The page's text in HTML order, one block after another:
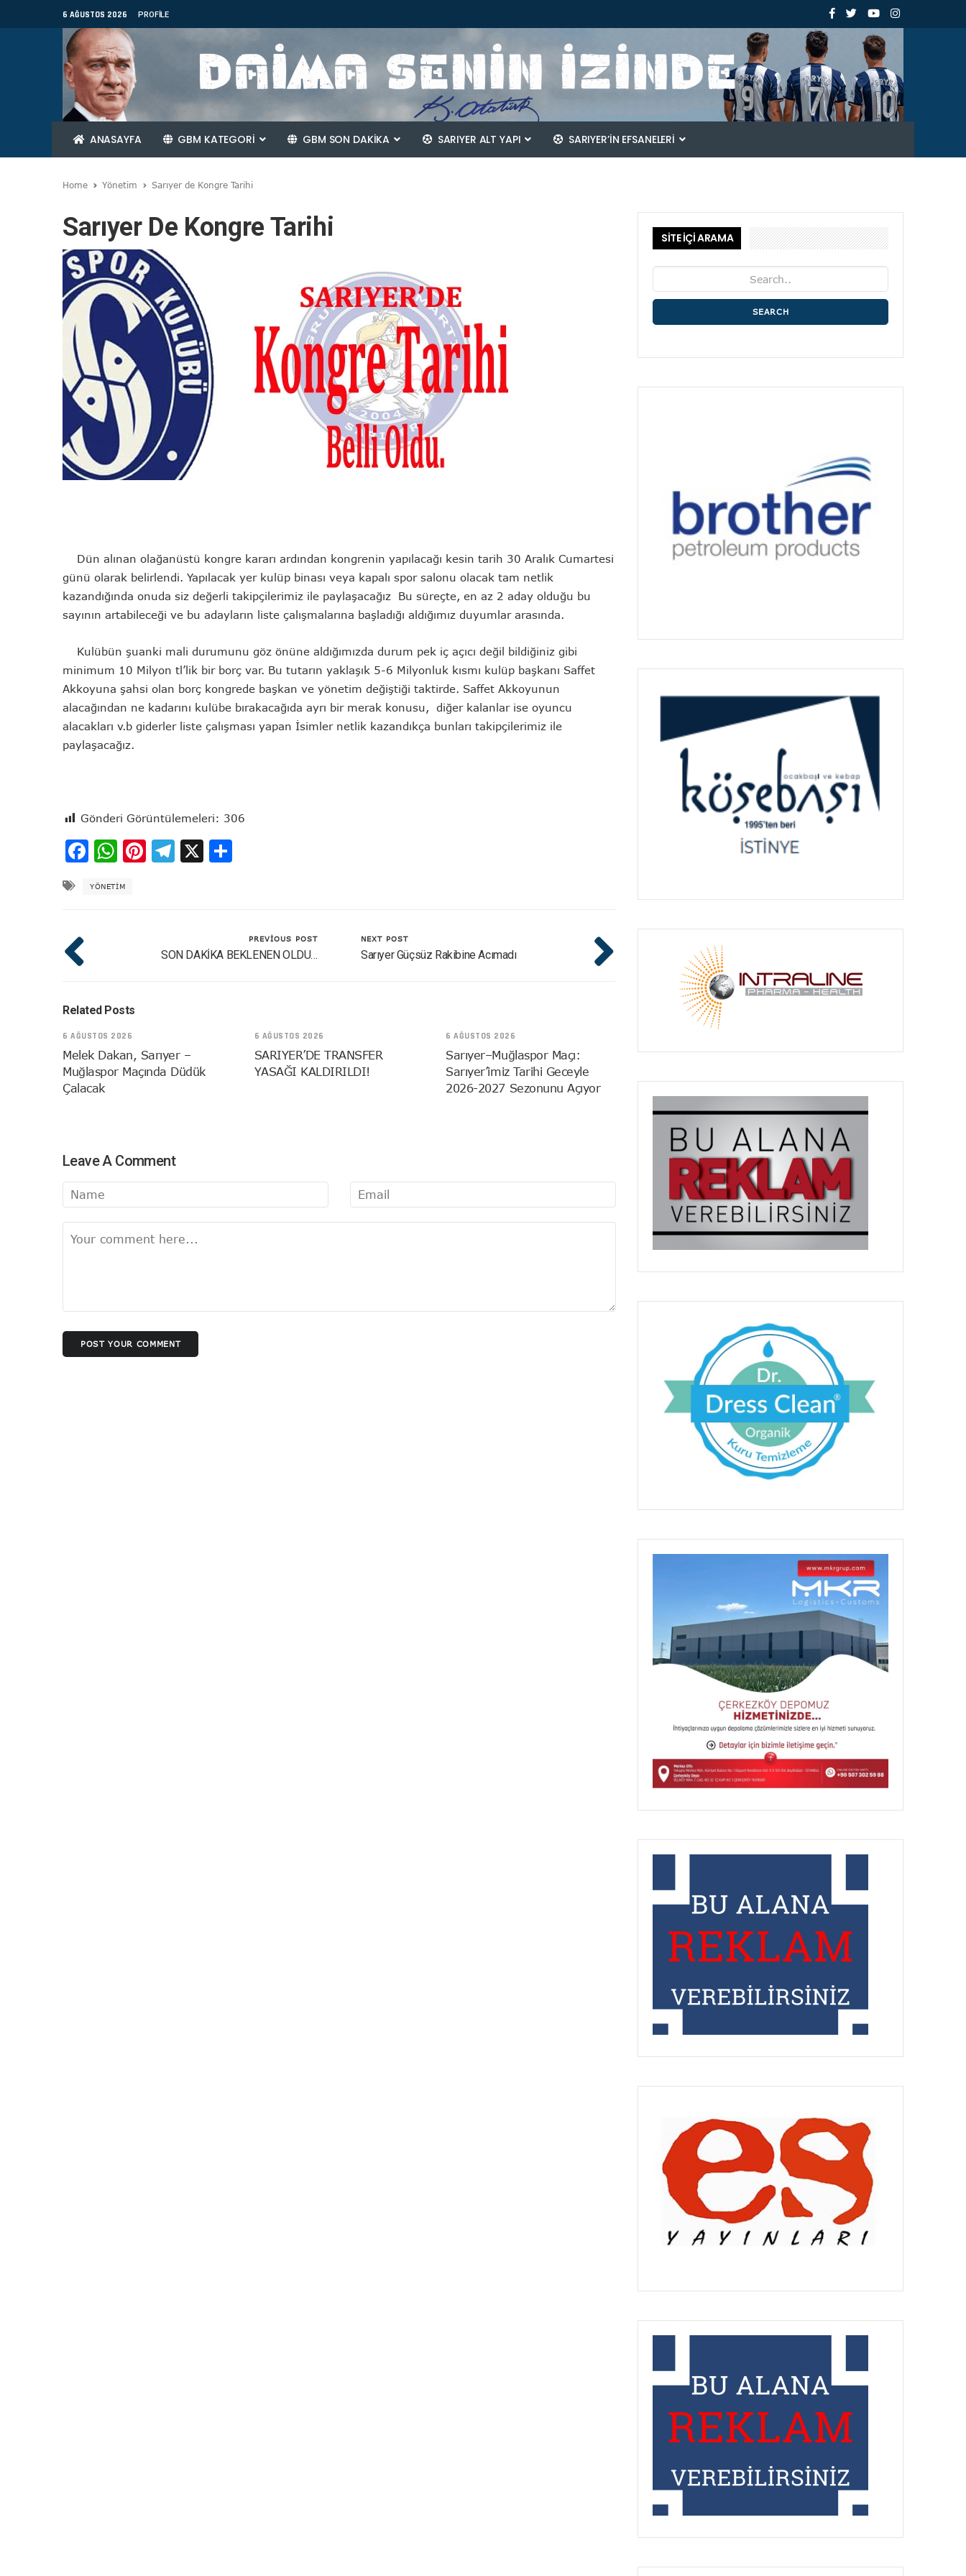
6 AĞUSTOS 2026 PROFILE
ANASAYFA GBM KATEGORİ GBM SON DAKİKA SARIYER ALT YAPI SARIYER’IN EFSANELERI
Home Yönetim Sarıyer de Kongre Tarihi
Sarıyer De Kongre Tarihi
Dün alınan olağanüstü kongre kararı ardından kongrenin yapılacağı kesin tarih 30 Aralık Cumartesi
günü olarak belirlendi. Yapılacak yer kulüp binası veya kapalı spor salonu olacak tam netlik
kazandığında onuda siz değerli takipçilerimiz ile paylaşacağız Bu süreçte, en az 2 aday olduğu bu
sayının artabileceği ve bu adayların liste çalışmalarına başladığı aldığımız duyumlar arasında.
Kulübün şuanki mali durumunu göz önüne aldığımızda durum pek iç açıcı değil bildiğiniz gibi
minimum 10 Milyon tl’lik bir borç var. Bu tutarın yaklaşık 5-6 Milyonluk kısmı kulüp başkanı Saffet
Akkoyuna şahsi olan borç kongrede başkan ve yönetim değiştiği taktirde. Saffet Akkoyunun
alacağından ne kadarını kulübe bırakacağıda ayrı bir merak konusu, diğer kalanlar ise oyuncu
alacakları v.b giderler liste çalışması yapan İsimler netlik kazandıkça bunları takipçilerimiz ile
paylaşacağız.
Gönderi Görüntülemeleri: 306
Facebook
WhatsApp
Pinterest
Telegram
X
YÖNETIM
PREVIOUS POST
SON DAKİKA BEKLENEN OLDU…
NEXT POST
Sarıyer Güçsüz Rakibine Acımadı
Related Posts
6 AĞUSTOS 2026
Melek Dakan, Sarıyer –
Muğlaspor Maçında Düdük
Çalacak
6 AĞUSTOS 2026
SARIYER’DE TRANSFER
YASAĞI KALDIRILDI!
6 AĞUSTOS 2026
Sarıyer–Muğlaspor Maçı:
Sarıyer’imiz Tarihi Geceyle
2026-2027 Sezonunu Açıyor
Leave A Comment
POST YOUR COMMENT
SİTE İÇİ ARAMA
SEARCH